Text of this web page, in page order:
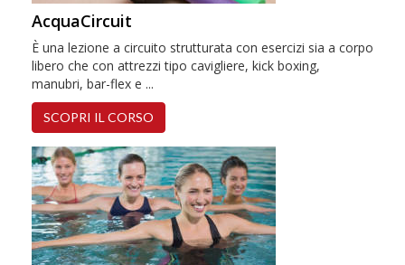
AcquaCircuit
È una lezione a circuito strutturata con esercizi sia a corpo
libero che con attrezzi tipo cavigliere, kick boxing,
manubri, bar-flex e ...
SCOPRI IL CORSO